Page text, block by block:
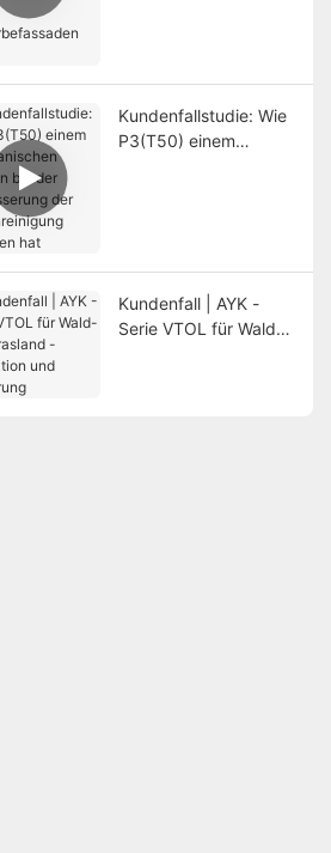
Kundenfallstudie: Wie
P3(T50) einem
Kundenfall | AYK -
Serie VTOL für Wald-